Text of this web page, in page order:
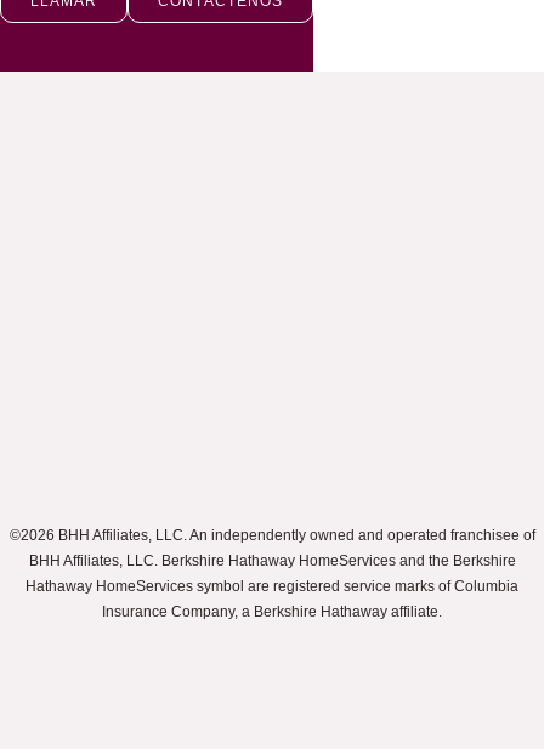
©2026 BHH Affiliates, LLC. An independently owned and operated franchisee of
BHH Affiliates, LLC. Berkshire Hathaway HomeServices and the Berkshire
Hathaway HomeServices symbol are registered service marks of Columbia
Insurance Company, a Berkshire Hathaway affiliate.